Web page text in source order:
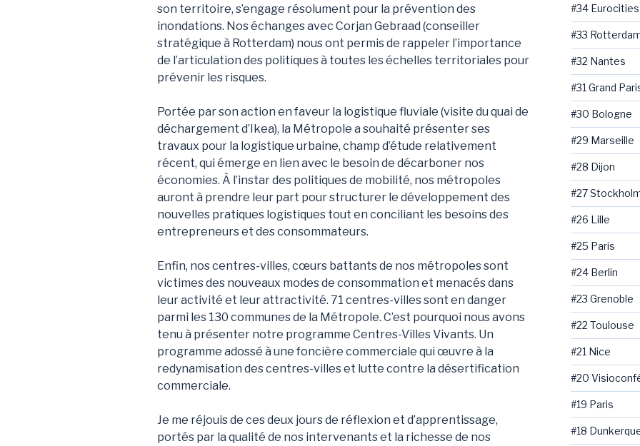
son territoire, s’engage résolument pour la prévention des
inondations. Nos échanges avec Corjan Gebraad (conseiller
stratégique à Rotterdam) nous ont permis de rappeler l’importance
de l’articulation des politiques à toutes les échelles territoriales pour
prévenir les risques.
Portée par son action en faveur la logistique fluviale (visite du quai de
déchargement d’Ikea), la Métropole a souhaité présenter ses
travaux pour la logistique urbaine, champ d’étude relativement
récent, qui émerge en lien avec le besoin de décarboner nos
économies. À l’instar des politiques de mobilité, nos métropoles
auront à prendre leur part pour structurer le développement des
nouvelles pratiques logistiques tout en conciliant les besoins des
entrepreneurs et des consommateurs.
Enfin, nos centres-villes, cœurs battants de nos métropoles sont
victimes des nouveaux modes de consommation et menacés dans
leur activité et leur attractivité. 71 centres-villes sont en danger
parmi les 130 communes de la Métropole. C’est pourquoi nous avons
tenu à présenter notre programme Centres-Villes Vivants. Un
programme adossé à une foncière commerciale qui œuvre à la
redynamisation des centres-villes et lutte contre la désertification
commerciale.
Je me réjouis de ces deux jours de réflexion et d’apprentissage,
portés par la qualité de nos intervenants et la richesse de nos
#34 Eurocities
#33
#32 Nantes
#31 Grand
#30 Bologne
#29 Marseille
#28 Dijon
#27
#26 Lille
#25 Paris
#24 Berlin
#23 Grenoble
#22 Toulouse
#21 Nice
#20
#19 Paris
#18